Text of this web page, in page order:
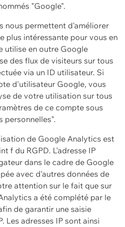
"Google".
nous permettent d'améliorer
plus intéressante pour vous en
utilise en outre Google
des flux de visiteurs sur tous
via un ID utilisateur. Si
d'utilisateur Google, vous
de votre utilisation sur tous
de ce compte sous
personnelles".
de Google Analytics est
f du RGPD. L'adresse IP
dans le cadre de Google
avec d'autres données de
attention sur le fait que sur
a été complété par le
de garantir une saisie
Les adresses IP sont ainsi